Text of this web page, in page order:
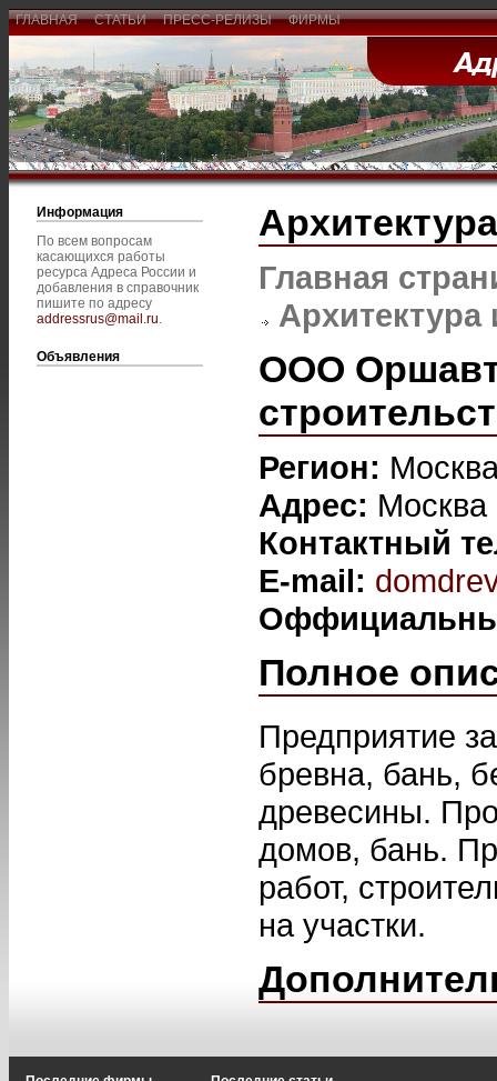
ГЛАВНАЯ СТАТЬИ ПРЕСС-РЕЛИЗЫ ФИРМЫ
Информация
По всем вопросам
касающихся работы
ресурса Адреса России и
добавления в справочник
пишите по адресу
addressrus@mail.ru.
Объявления
Главная
Архитектура
ООО
Регион:
Адрес: Москва
Контактный
E-mail:
Полное
Предприятие
бревна, бань,
древесины.
домов, бань.
работ,
на участки.